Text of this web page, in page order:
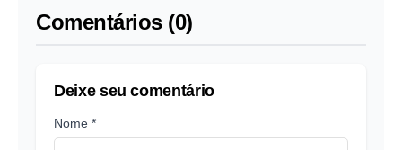
Comentários (0)
Deixe seu comentário
Nome *